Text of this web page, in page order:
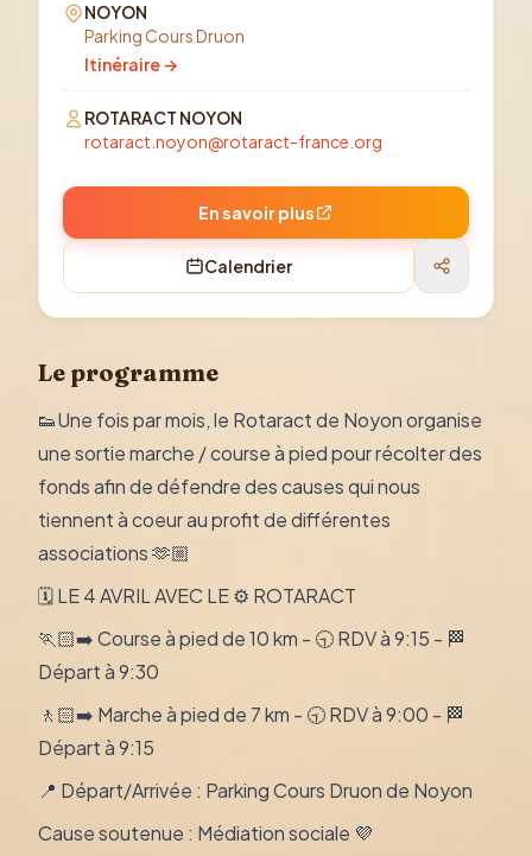
NOYON
Parking Cours Druon
Itinéraire →
ROTARACT NOYON
rotaract.noyon@rotaract-france.org
En savoir plus
Calendrier
Le programme
👟Une fois par mois, le Rotaract de Noyon organise
une sortie marche / course à pied pour récolter des
fonds afin de défendre des causes qui nous
tiennent à coeur au profit de différentes
associations 🫶🏼
🗓️ LE 4 AVRIL AVEC LE ⚙️ ROTARACT
🏃🏻‍➡️ Course à pied de 10 km - 🕤 RDV à 9:15 - 🏁
Départ à 9:30
🚶🏻‍➡️ Marche à pied de 7 km - 🕤 RDV à 9:00 - 🏁
Départ à 9:15
📍 Départ/Arrivée : Parking Cours Druon de Noyon
Cause soutenue : Médiation sociale 💜